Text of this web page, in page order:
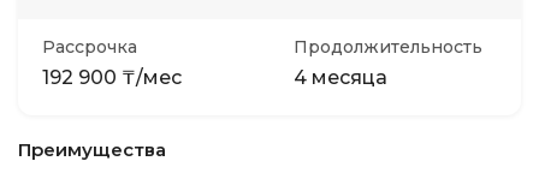
Рассрочка
192 900 ₸/мес
Продолжительность
4 месяца
Преимущества